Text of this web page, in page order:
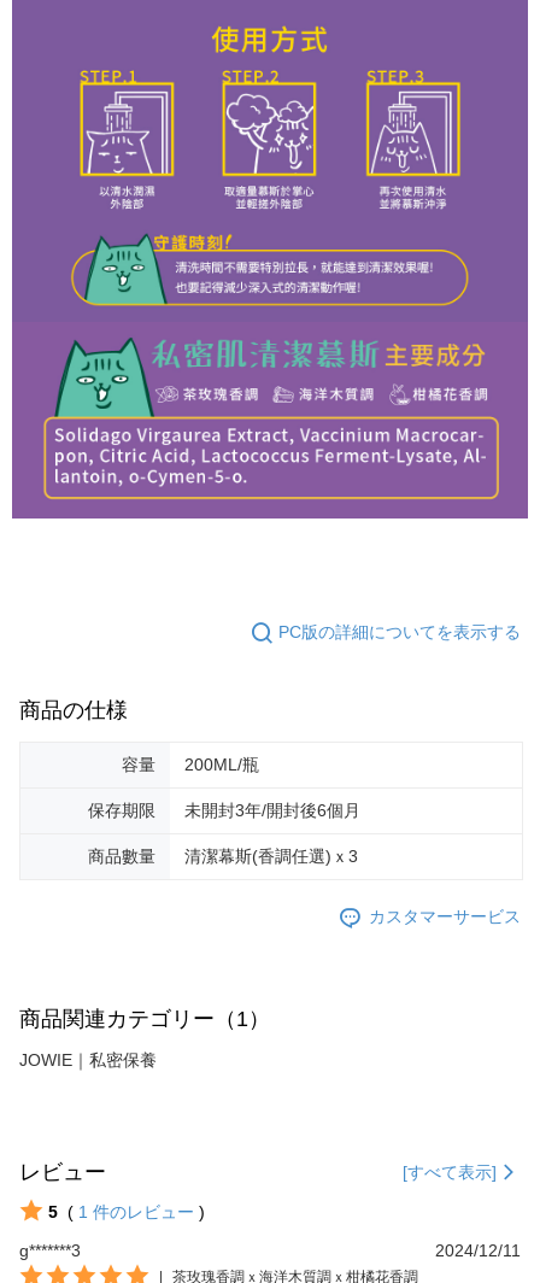
PC版の詳細についてを表示する
商品の仕様
容量 200ML/瓶
保存期限 未開封3年/開封後6個月
商品數量 清潔幕斯(香調任選)ｘ3
カスタマーサービス
商品関連カテゴリー（1）
JOWIE｜私密保養
レビュー [すべて表示]
5 ( 1 件のレビュー )
g*******3
2024/12/11
茶玫瑰香調ｘ海洋木質調ｘ柑橘花香調